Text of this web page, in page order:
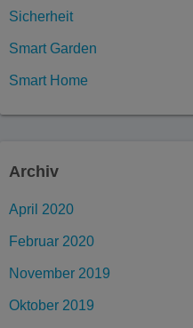
Sicherheit
Smart Garden
Smart Home
Archiv
April 2020
Februar 2020
November 2019
Oktober 2019